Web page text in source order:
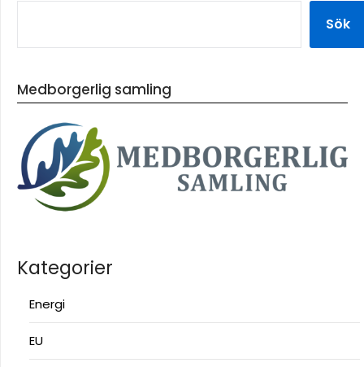
Sök
Medborgerlig samling
Kategorier
Energi
EU